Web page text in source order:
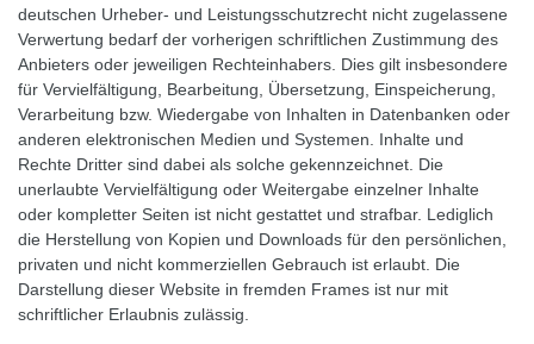
deutschen Urheber- und Leistungsschutzrecht nicht zugelassene
Verwertung bedarf der vorherigen schriftlichen Zustimmung des
Anbieters oder jeweiligen Rechteinhabers. Dies gilt insbesondere
für Vervielfältigung, Bearbeitung, Übersetzung, Einspeicherung,
Verarbeitung bzw. Wiedergabe von Inhalten in Datenbanken oder
anderen elektronischen Medien und Systemen. Inhalte und
Rechte Dritter sind dabei als solche gekennzeichnet. Die
unerlaubte Vervielfältigung oder Weitergabe einzelner Inhalte
oder kompletter Seiten ist nicht gestattet und strafbar. Lediglich
die Herstellung von Kopien und Downloads für den persönlichen,
privaten und nicht kommerziellen Gebrauch ist erlaubt. Die
Darstellung dieser Website in fremden Frames ist nur mit
schriftlicher Erlaubnis zulässig.